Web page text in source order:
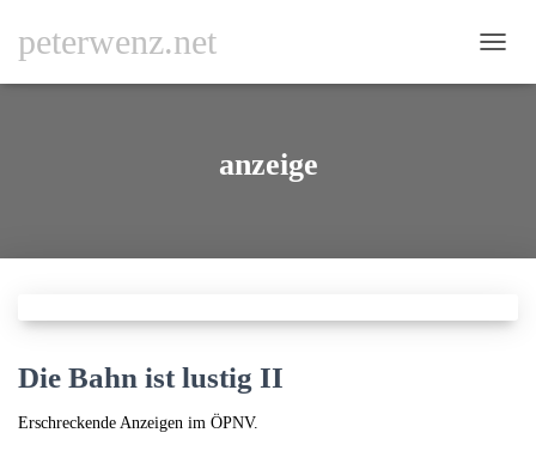
peterwenz.net
anzeige
Die Bahn ist lustig II
Erschreckende Anzeigen im ÖPNV.